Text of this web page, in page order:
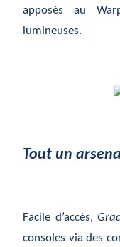
apposés au
lumineuses.
Tout un
Facile d’accès,
consoles via des